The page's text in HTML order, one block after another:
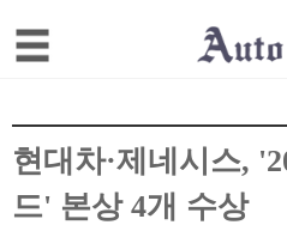
현대차·제네시스,
드' 본상 4개 수상